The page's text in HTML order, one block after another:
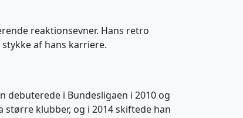
reaktionsevner. Hans retro
af hans karriere.
debuterede i Bundesligaen i 2010 og
klubber, og i 2014 skiftede han